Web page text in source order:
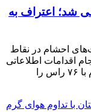
شد؛ اعتراف به
احشام در نقاط
اقدامات اطلاعاتی
و تحقیقات تخصصی، باند حرفه‌ای سارقان دام با ۷۶ راس را